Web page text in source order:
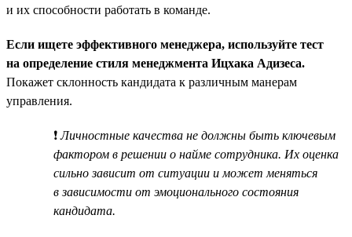
и их способности работать в команде.
Если ищете эффективного менеджера, используйте тест
на определение стиля менеджмента Ицхака Адизеса.
Покажет склонность кандидата к различным манерам
управления.
❗Личностные качества не должны быть ключевым
фактором в решении о найме сотрудника. Их оценка
сильно зависит от ситуации и может меняться
в зависимости от эмоционального состояния
кандидата.